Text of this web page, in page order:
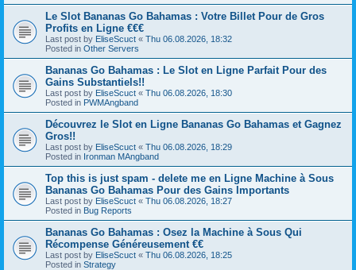
Le Slot Bananas Go Bahamas : Votre Billet Pour de Gros
Profits en Ligne €€€
Last post by EliseScuct « Thu 06.08.2026, 18:32
Posted in Other Servers
Bananas Go Bahamas : Le Slot en Ligne Parfait Pour des
Gains Substantiels!!
Last post by EliseScuct « Thu 06.08.2026, 18:30
Posted in PWMAngband
Découvrez le Slot en Ligne Bananas Go Bahamas et Gagnez
Gros!!
Last post by EliseScuct « Thu 06.08.2026, 18:29
Posted in Ironman MAngband
Top this is just spam - delete me en Ligne Machine à Sous
Bananas Go Bahamas Pour des Gains Importants
Last post by EliseScuct « Thu 06.08.2026, 18:27
Posted in Bug Reports
Bananas Go Bahamas : Osez la Machine à Sous Qui
Récompense Généreusement €€
Last post by EliseScuct « Thu 06.08.2026, 18:25
Posted in Strategy